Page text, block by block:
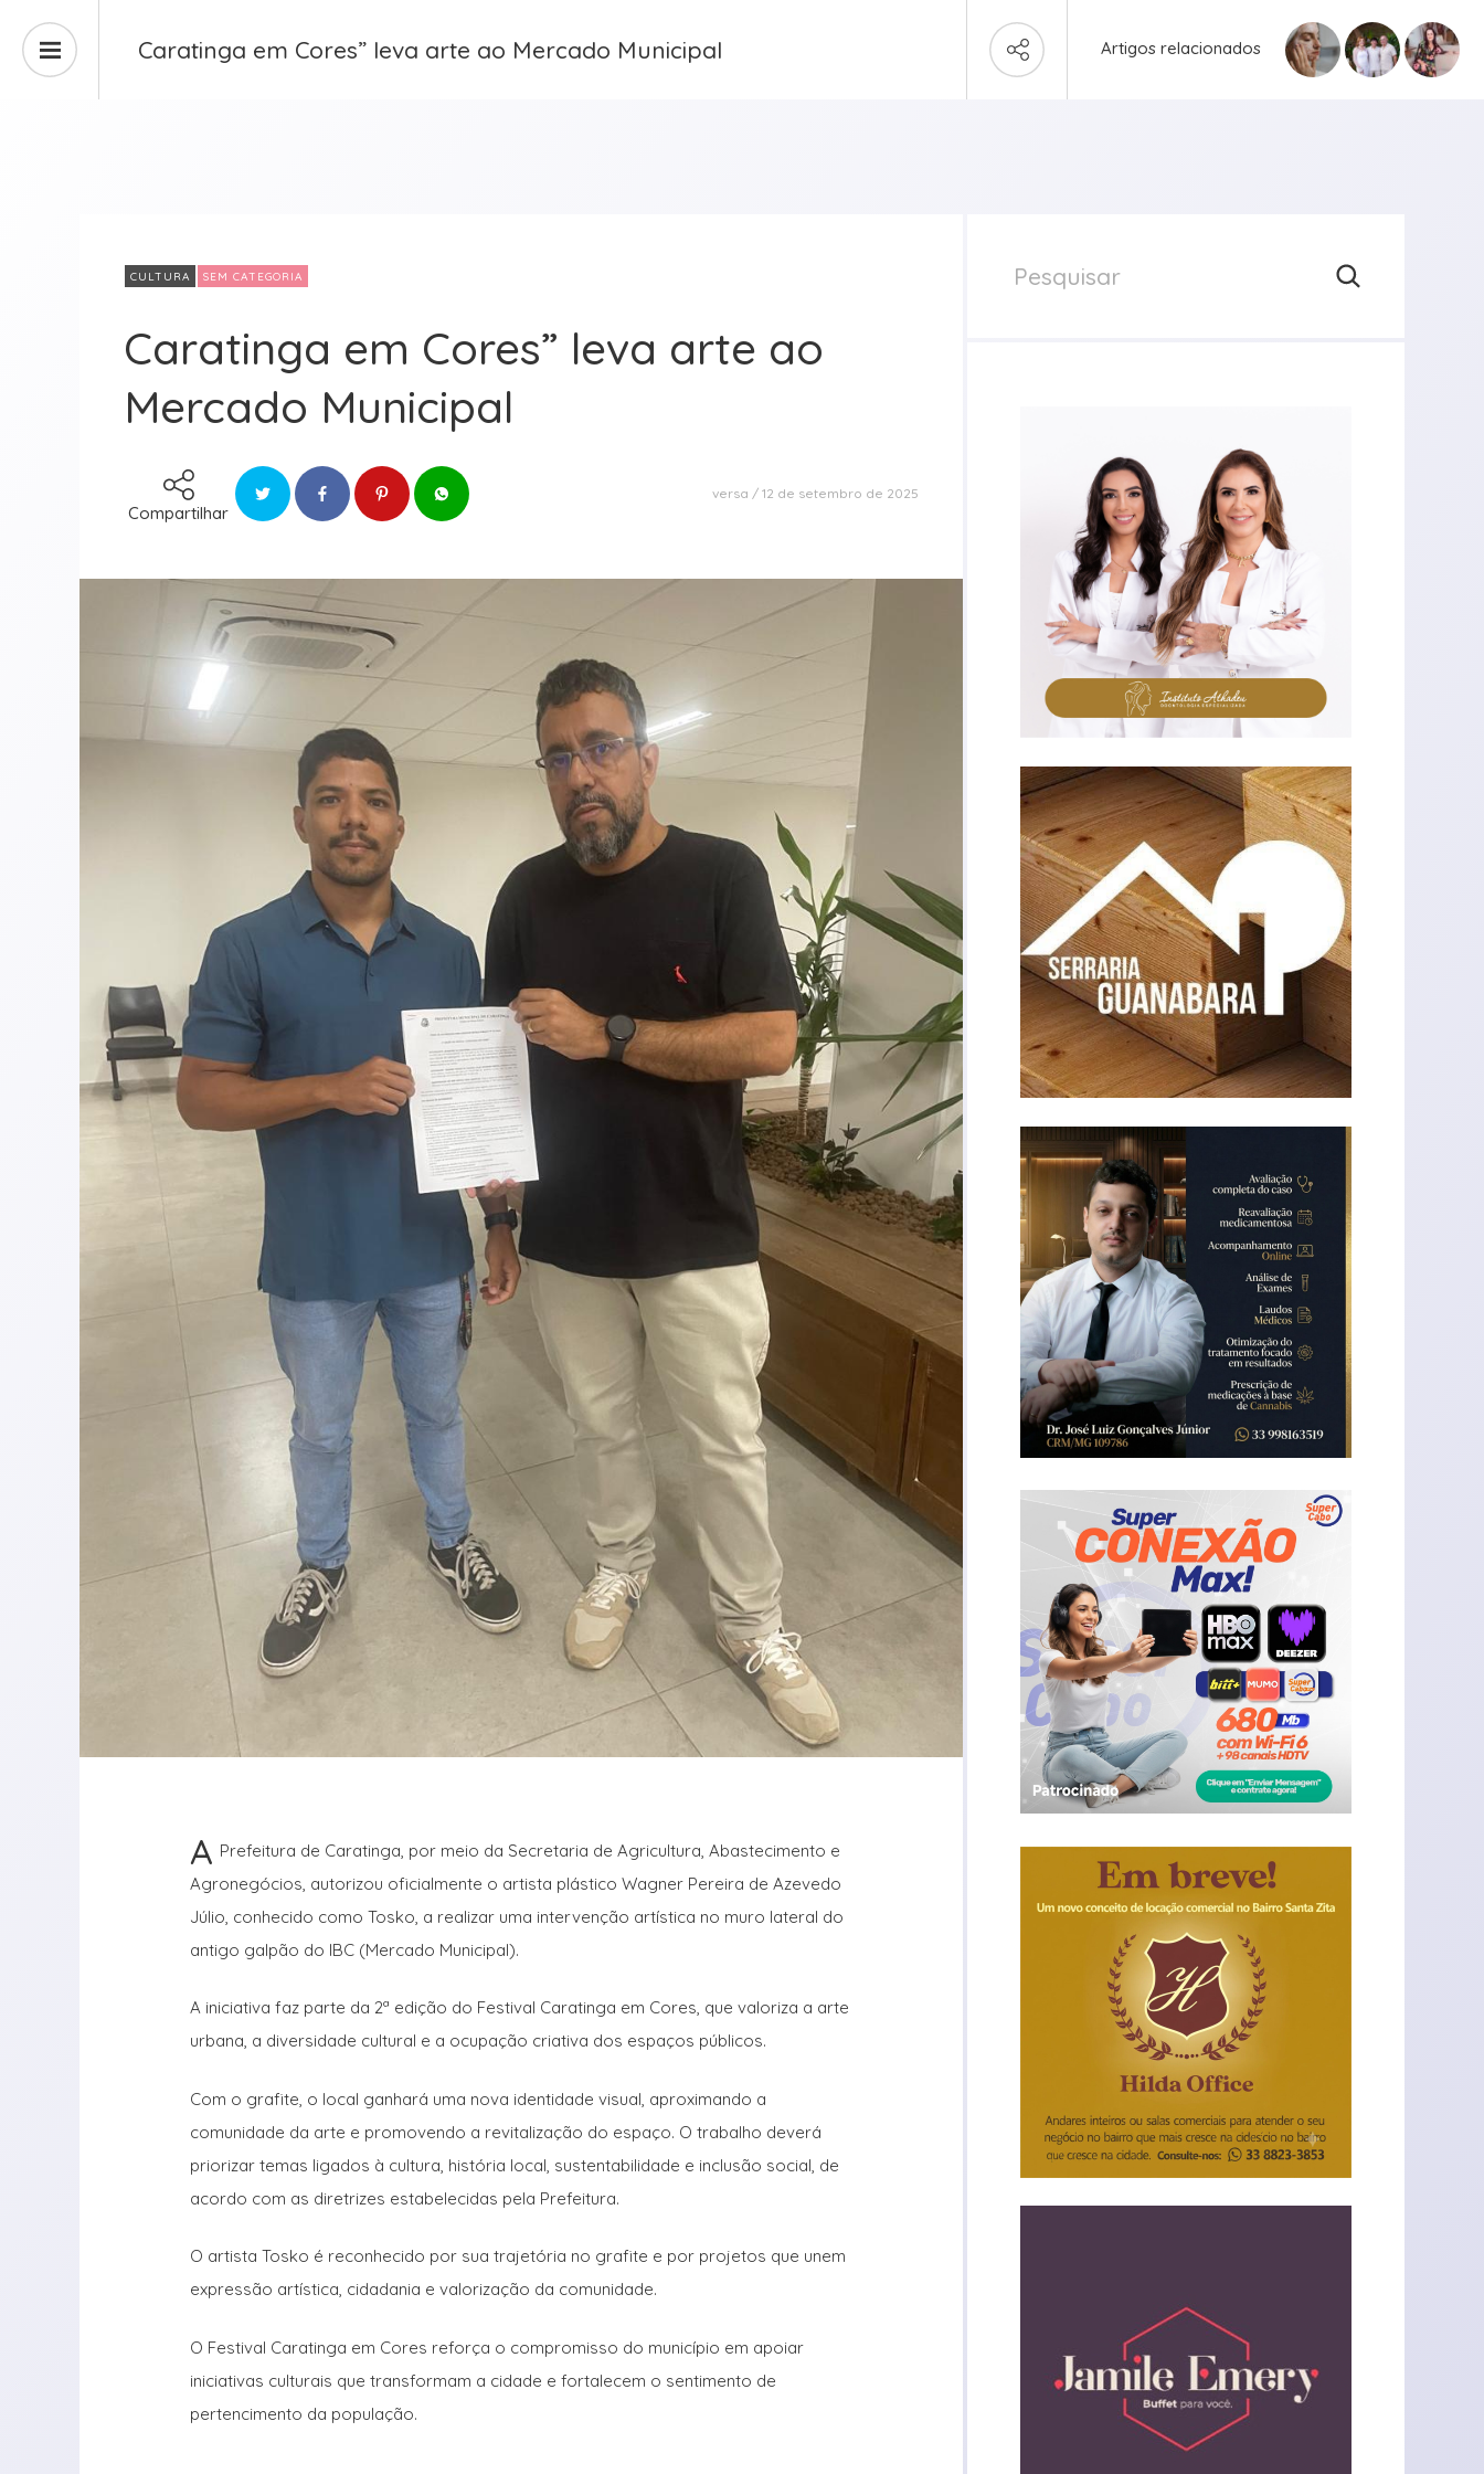
Caratinga em Cores” leva arte ao Mercado Municipal Artigos relacionados
CULTURA SEM CATEGORIA
Caratinga em Cores” leva arte ao
Mercado Municipal
Compartilhar
versa 12 de setembro de 2025
A Prefeitura de Caratinga, por meio da Secretaria de Agricultura, Abastecimento e
Agronegócios, autorizou oficialmente o artista plástico Wagner Pereira de Azevedo
Júlio, conhecido como Tosko, a realizar uma intervenção artística no muro lateral do
antigo galpão do IBC (Mercado Municipal).
A iniciativa faz parte da 2ª edição do Festival Caratinga em Cores, que valoriza a arte
urbana, a diversidade cultural e a ocupação criativa dos espaços públicos.
Com o grafite, o local ganhará uma nova identidade visual, aproximando a
comunidade da arte e promovendo a revitalização do espaço. O trabalho deverá
priorizar temas ligados à cultura, história local, sustentabilidade e inclusão social, de
acordo com as diretrizes estabelecidas pela Prefeitura.
O artista Tosko é reconhecido por sua trajetória no grafite e por projetos que unem
expressão artística, cidadania e valorização da comunidade.
O Festival Caratinga em Cores reforça o compromisso do município em apoiar
iniciativas culturais que transformam a cidade e fortalecem o sentimento de
pertencimento da população.